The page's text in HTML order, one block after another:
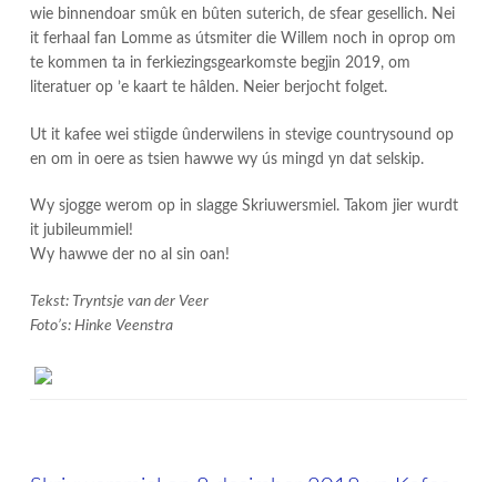
wie binnendoar smûk en bûten suterich, de sfear gesellich. Nei
it ferhaal fan Lomme as útsmiter die Willem noch in oprop om
te kommen ta in ferkiezingsgearkomste begjin 2019, om
literatuer op ’e kaart te hâlden. Neier berjocht folget.
Ut it kafee wei stiigde ûnderwilens in stevige countrysound op
en om in oere as tsien hawwe wy ús mingd yn dat selskip.
Wy sjogge werom op in slagge Skriuwersmiel. Takom jier wurdt
it jubileummiel!
Wy hawwe der no al sin oan!
Tekst: Tryntsje van der Veer
Foto’s: Hinke Veenstra